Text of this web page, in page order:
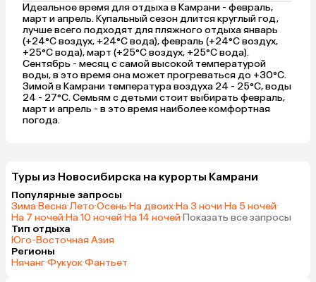
Идеальное время для отдыха в Камрани - февраль,
март и апрель. Купальный сезон длится круглый год,
лучше всего подходят для пляжного отдыха январь
(+24°C воздух, +24°C вода), февраль (+24°C воздух,
+25°C вода), март (+25°C воздух, +25°C вода).
Сентябрь - месяц с самой высокой температурой
воды, в это время она может прогреваться до +30°C.
Зимой в Камрани температура воздуха 24 - 25°C, воды
24 - 27°C. Семьям с детьми стоит выбирать февраль,
март и апрель - в это время наиболее комфортная
погода.
Туры из Новосибирска на курорты Камрани
Популярные запросы
Зима·Весна·Лето·Осень·На двоих·На 3 ночи·На 5 ночей·
На 7 ночей·На 10 ночей·На 14 ночей·Показать все запросы
Тип отдыха
Юго-Восточная Азия
Регионы
Нячанг·Фукуок·Фантьет